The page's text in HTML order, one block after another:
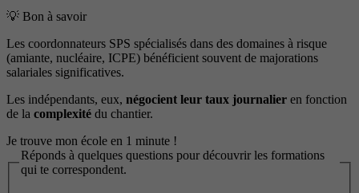
💡 Bon à savoir
Les coordonnateurs SPS spécialisés dans des domaines à risque
(amiante, nucléaire, ICPE) bénéficient souvent de majorations
salariales significatives.
Les indépendants, eux, négocient leur taux journalier en fonction
de la complexité du chantier.
Je trouve mon école en 1 minute !
Réponds à quelques questions pour découvrir les formations
qui te correspondent.